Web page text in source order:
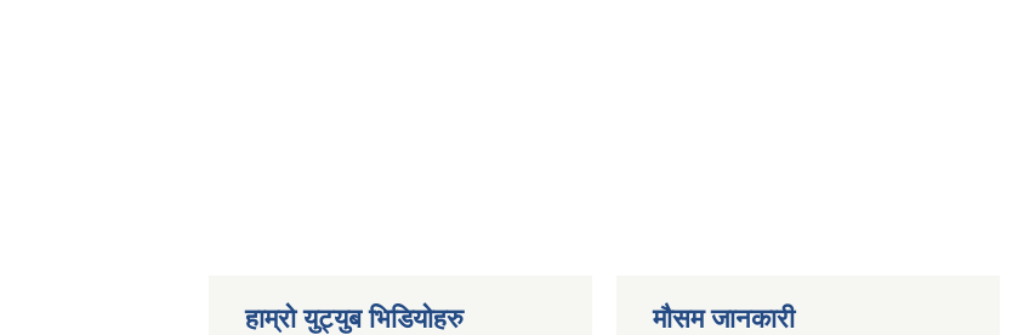
हाम्रो युट्युब भिडियोहरु मौसम जानकारी